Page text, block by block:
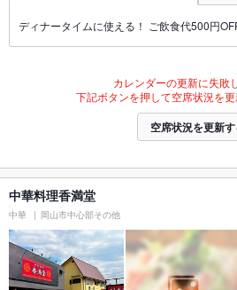
ディナータイムに使える！ ご飲食代500円
カレンダーの更新に失敗
下記ボタンを押して空席状況を更
空席状況を更新
中華料理香満堂
中華 岡山市中心部その他